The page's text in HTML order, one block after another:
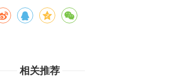
相关推荐